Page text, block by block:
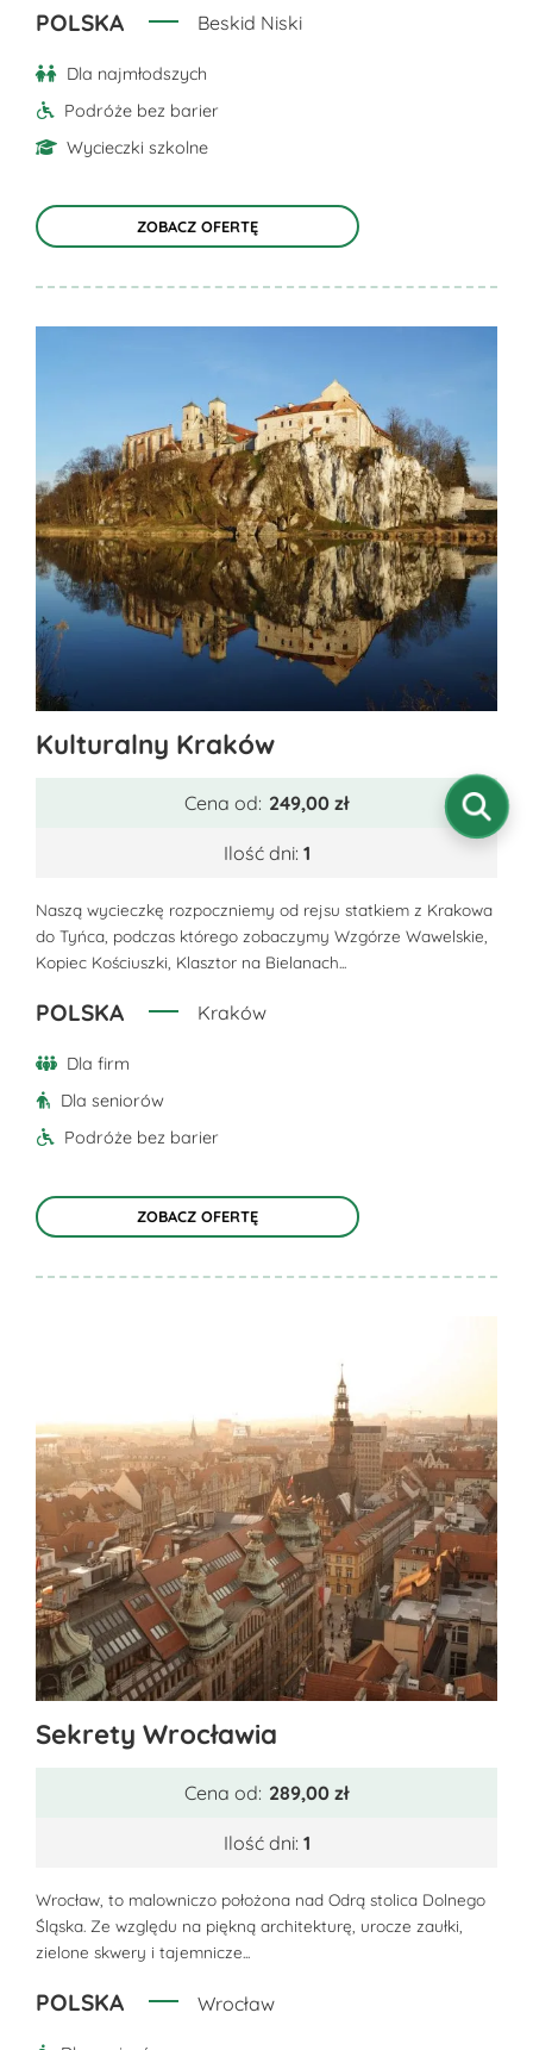
stronie
POLSKA Beskid Niski
Dla najmłodszych
Podróże bez barier
Wycieczki szkolne
ZOBACZ OFERTĘ
produkt
można
wybrać
na
stronie
Kulturalny Kraków
Cena od: 249,00zł
Ilość dni: 1
Naszą wycieczkę rozpoczniemy od rejsu statkiem z Krakowa
do Tyńca, podczas którego zobaczymy Wzgórze Wawelskie,
Kopiec Kościuszki, Klasztor na Bielanach...
POLSKA Kraków
Dla firm
Dla seniorów
Podróże bez barier
ZOBACZ OFERTĘ
produkt
można
wybrać
na
stronie
Sekrety Wrocławia
Cena od: 289,00zł
Ilość dni: 1
Wrocław, to malowniczo położona nad Odrą stolica Dolnego
Śląska. Ze względu na piękną architekturę, urocze zaułki,
zielone skwery i tajemnicze...
POLSKA Wrocław